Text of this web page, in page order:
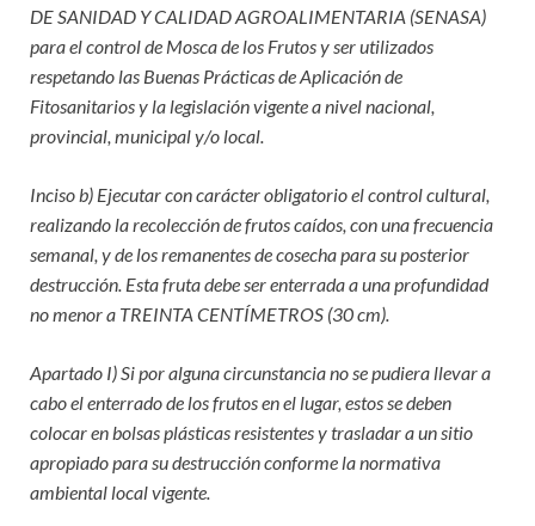
DE SANIDAD Y CALIDAD AGROALIMENTARIA (SENASA)
para el control de Mosca de los Frutos y ser utilizados
respetando las Buenas Prácticas de Aplicación de
Fitosanitarios y la legislación vigente a nivel nacional,
provincial, municipal y/o local.
Inciso b) Ejecutar con carácter obligatorio el control cultural,
realizando la recolección de frutos caídos, con una frecuencia
semanal, y de los remanentes de cosecha para su posterior
destrucción. Esta fruta debe ser enterrada a una profundidad
no menor a TREINTA CENTÍMETROS (30 cm).
Apartado I) Si por alguna circunstancia no se pudiera llevar a
cabo el enterrado de los frutos en el lugar, estos se deben
colocar en bolsas plásticas resistentes y trasladar a un sitio
apropiado para su destrucción conforme la normativa
ambiental local vigente.